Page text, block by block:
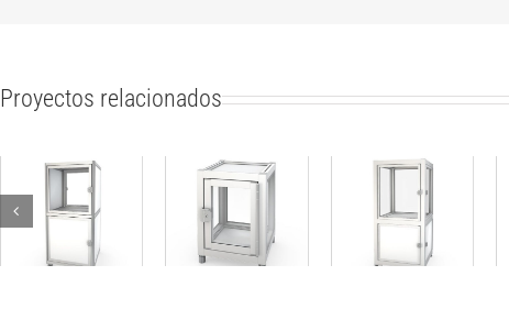
Proyectos relacionados
Cabina de
proceso
compacta
con sección
de suministro
Cabina para
las
aplicaciones
más
pequeñas
con puerta de
Solución de
esquina
compacta
con sección
de suministro